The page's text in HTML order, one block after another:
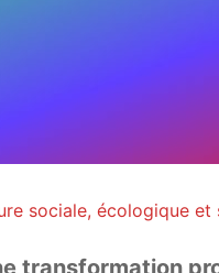
sociale, écologique
transformation